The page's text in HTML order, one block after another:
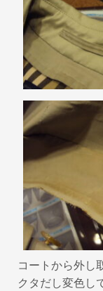
コートから外し
クタだし変色し